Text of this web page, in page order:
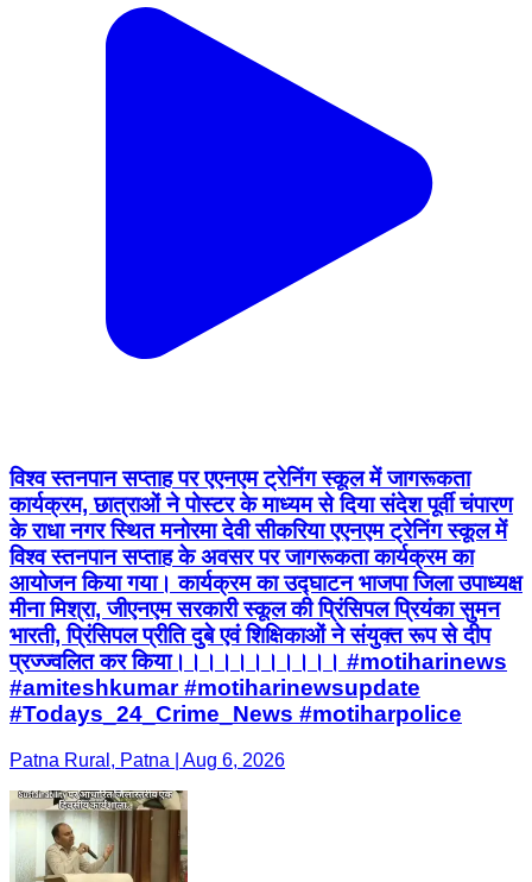
विश्व स्तनपान सप्ताह पर एएनएम ट्रेनिंग स्कूल में जागरूकता
कार्यक्रम, छात्राओं ने पोस्टर के माध्यम से दिया संदेश पूर्वी चंपारण
के राधा नगर स्थित मनोरमा देवी सीकरिया एएनएम ट्रेनिंग स्कूल में
विश्व स्तनपान सप्ताह के अवसर पर जागरूकता कार्यक्रम का
आयोजन किया गया। कार्यक्रम का उद्घाटन भाजपा जिला उपाध्यक्ष
मीना मिश्रा, जीएनएम सरकारी स्कूल की प्रिंसिपल प्रियंका सुमन
भारती, प्रिंसिपल प्रीति दुबे एवं शिक्षिकाओं ने संयुक्त रूप से दीप
प्रज्ज्वलित कर किया।।।।।।।।।।। #motiharinews
#amiteshkumar #motiharinewsupdate
#Todays_24_Crime_News #motiharpolice
Patna Rural, Patna | Aug 6, 2026